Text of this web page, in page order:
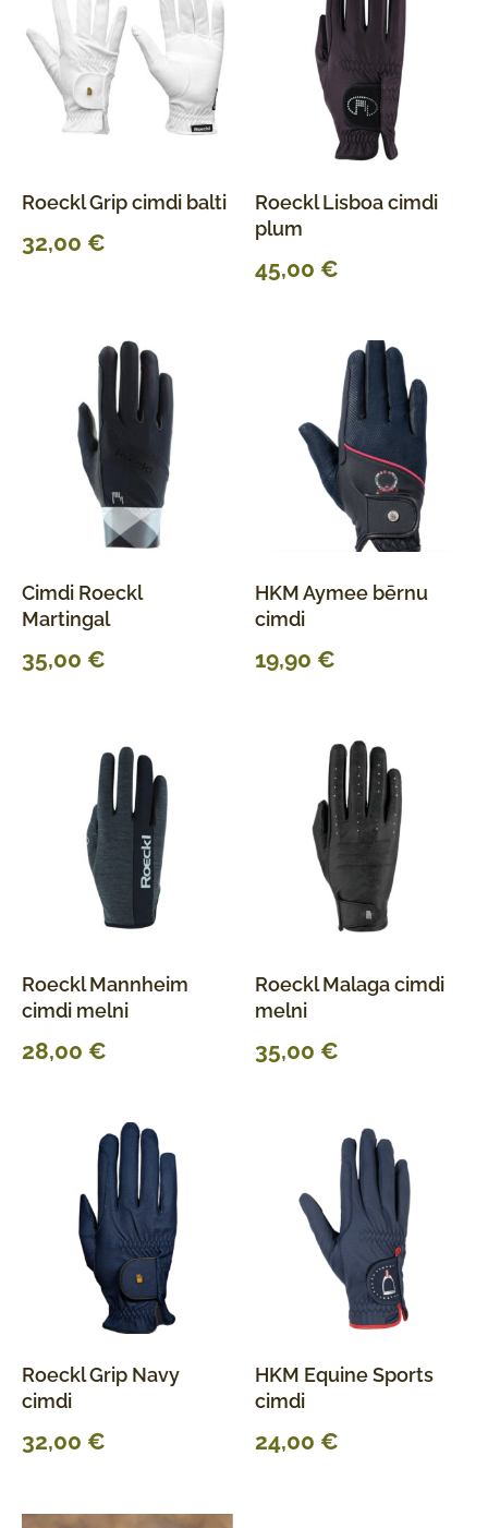
Roeckl Grip cimdi balti
32,00 €
Roeckl Lisboa cimdi
plum
45,00 €
Cimdi Roeckl
Martingal
35,00 €
HKM Aymee bērnu
cimdi
19,90 €
Roeckl Mannheim
cimdi melni
28,00 €
Roeckl Malaga cimdi
melni
35,00 €
Roeckl Grip Navy
cimdi
32,00 €
HKM Equine Sports
cimdi
24,00 €